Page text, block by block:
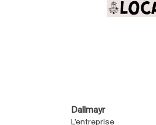
Dallmayr
L’entreprise